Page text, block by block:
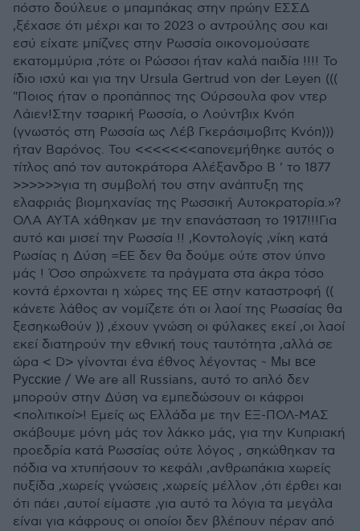
πόστο δούλευε ο μπαμπάκας στην πρώην ΕΣΣΔ
,ξέχασε ότι μέχρι και το 2023 ο αντρούλης σου και
εσύ είχατε μπίζνες στην Ρωσσία οικονομούσατε
εκατομμύρια ,τότε οι Ρώσσοι ήταν καλά παιδία !!!! Το
ίδιο ισχύ και για την Ursula Gertrud von der Leyen (((
"Ποιος ήταν ο προπάππος της Ούρσουλα φον ντερ
Λάιεν!Στην τσαρική Ρωσσία, ο Λούντβιχ Κνόπ
(γνωστός στη Ρωσσία ως Λέβ Γκεράσιμοβιτς Κνόπ)))
ήταν Βαρόνος. Του <<<<<<<απονεμήθηκε αυτός ο
τίτλος από τον αυτοκράτορα Αλέξανδρο Β ' το 1877
>>>>>>για τη συμβολή του στην ανάπτυξη της
ελαφριάς βιομηχανίας της Ρωσσική Αυτοκρατορία.»?
ΟΛΑ ΑΥΤΑ χάθηκαν με την επανάσταση το 1917!!!Για
αυτό και μισεί την Ρωσσία !! ,Κοντολογίς ,νίκη κατά
Ρωσίας η Δύση =ΕΕ δεν θα δούμε ούτε στον ύπνο
μάς ! Όσο σπρώχνετε τα πράγματα στα άκρα τόσο
κοντά έρχονται η χώρες της ΕΕ στην καταστροφή ((
κάνετε λάθος αν νομίζετε ότι οι λαοί της Ρωσσίας θα
ξεσηκωθούν )) ,έχουν γνώση οι φύλακες εκεί ,οι λαοί
εκεί διατηρούν την εθνική τους ταυτότητα ,αλλά σε
ώρα < D> γίνονται ένα έθνος λέγοντας ~ Мы все
Русские / We are all Russians, αυτό το απλό δεν
μπορούν στην Δύση να εμπεδώσουν οι κάφροι
<πολιτικοί>! Εμείς ως Ελλάδα με την ΕΞ-ΠΟΛ-ΜΑΣ
σκάβουμε μόνη μάς τον λάκκο μάς, για την Κυπριακή
προεδρία κατά Ρωσσίας ούτε λόγος , σηκώθηκαν τα
πόδια να χτυπήσουν το κεφάλι ,ανθρωπάκια χωρείς
πυξίδα ,χωρείς γνώσεις ,χωρείς μέλλον ,ότι έρθει και
ότι πάει ,αυτοί είμαστε ,για αυτό τα λόγια τα μεγάλα
είναι για κάφρους οι οποίοι δεν βλέπουν πέραν από